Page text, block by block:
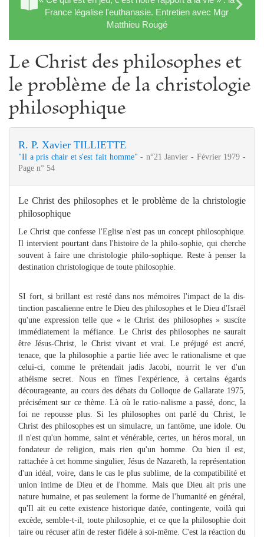
France légalise l'euthanasie. Entretien avec Mgr
Matthieu Rougé
Le Christ des philosophes et
le problème de la christologie
philosophique
R. P. Xavier TILLIETTE
"Il a pris chair et s'est fait homme"- n°21 Janvier - Février 1979 -
Page n° 54
Le Christ des philosophes et le problème de la christologie
philosophique
Le Christ que confesse l'Eglise n'est pas un concept philosophique.
Il intervient pourtant dans l'histoire de la philo-sophie, qui cherche
souvent à faire une christologie philo-sophique. Reste à penser la
destination christologique de toute philosophie.
SI fort, si brillant est resté dans nos mémoires l'impact de la dis-
tinction pascalienne entre le Dieu des philosophes et le Dieu d'Israël
qu'une expression telle que « le Christ des philosophes » suscite
immédiatement la méfiance. Le Christ des philosophes ne saurait
être Jésus-Christ, le Christ vivant et vrai. Le préjugé est ancré,
tenace, que la philosophie a partie liée avec le rationalisme et que
celui-ci, comme le prétendait jadis Jacobi, nourrit le ver d'un
athéisme secret. Nous en fîmes l'expérience, à certains égards
décourageante, au cours des débats du Colloque de Gallarate 1975,
précisément sur ce thème. Là où le ratio-nalisme a passé, donc, la
foi ne repousse plus. Si les philosophes ont parlé du Christ, le
Christ des philosophes est un simulacre, un fantôme, une idole. Ou
il n'est qu'un homme, saint et vénérable, certes, un héros moral, un
fondateur de religion, mais rien qu'un homme. Ou bien il est,
rattachée à cet homme singulier, Jésus de Nazareth, la représentation
d'un idéal, voire, dans le cas le plus sublime, de la compatibilité et
union intime de Dieu et de l'homme. Mais que Dieu ait pris une
nature humaine, et pas seulement la forme de l'humanité en général,
qu'Il ait eu cette existence historique datée, contingente, voilà qui
excède, semble-t-il, toute philosophie, et ce que la philosophie doit
taire ou récuser afin de rester fidèle à soi-même. C'est la réaction du